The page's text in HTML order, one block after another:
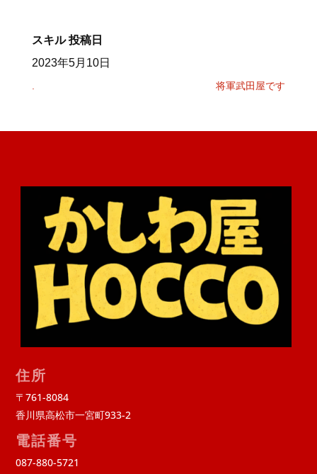
スキル 投稿日
2023年5月10日
. 将軍武田屋です
住所
〒761-8084
香川県高松市一宮町933-2
電話番号
087-880-5721